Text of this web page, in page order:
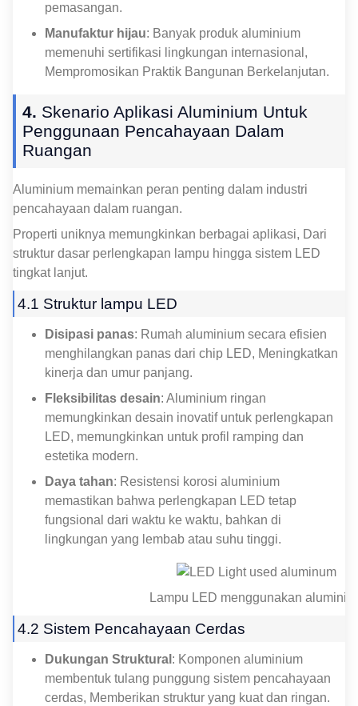
pemasangan.
Manufaktur hijau: Banyak produk aluminium
memenuhi sertifikasi lingkungan internasional,
Mempromosikan Praktik Bangunan Berkelanjutan.
4. Skenario Aplikasi Aluminium Untuk
Penggunaan Pencahayaan Dalam
Ruangan
Aluminium memainkan peran penting dalam industri
pencahayaan dalam ruangan.
Properti uniknya memungkinkan berbagai aplikasi, Dari
struktur dasar perlengkapan lampu hingga sistem LED
tingkat lanjut.
4.1 Struktur lampu LED
Disipasi panas: Rumah aluminium secara efisien
menghilangkan panas dari chip LED, Meningkatkan
kinerja dan umur panjang.
Fleksibilitas desain: Aluminium ringan
memungkinkan desain inovatif untuk perlengkapan
LED, memungkinkan untuk profil ramping dan
estetika modern.
Daya tahan: Resistensi korosi aluminium
memastikan bahwa perlengkapan LED tetap
fungsional dari waktu ke waktu, bahkan di
lingkungan yang lembab atau suhu tinggi.
Lampu LED menggunakan
4.2 Sistem Pencahayaan Cerdas
Dukungan Struktural : Komponen aluminium
membentuk tulang punggung sistem pencahayaan
cerdas, Memberikan struktur yang kuat dan ringan.